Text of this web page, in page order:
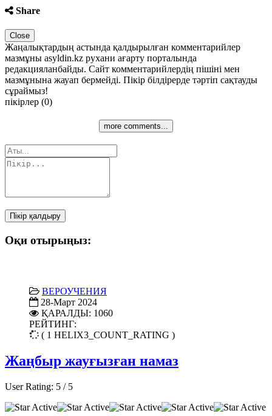
Share
Close
Жаңалықтардың астында қалдырылған комментарийлер
мазмұны asyldin.kz рухани ағарту порталында
редакцияланбайды. Сайт комментарийлердің пішіні мен
мазмұнына жауап бермейді. Пікір білдірерде тәртіп сақтауды
сұраймыз!
пікірлер (0)
more comments...
Пікір қалдыру
Оқи отырыңыз:
ВЕРОУЧЕНИЯ
28-Март 2024
ҚАРАЛДЫ: 1060
РЕЙТИНГ:
( 1 HELIX3_COUNT_RATING )
Жаңбыр жауғызған намаз
User Rating: 5 / 5